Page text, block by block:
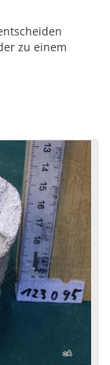
zu einem